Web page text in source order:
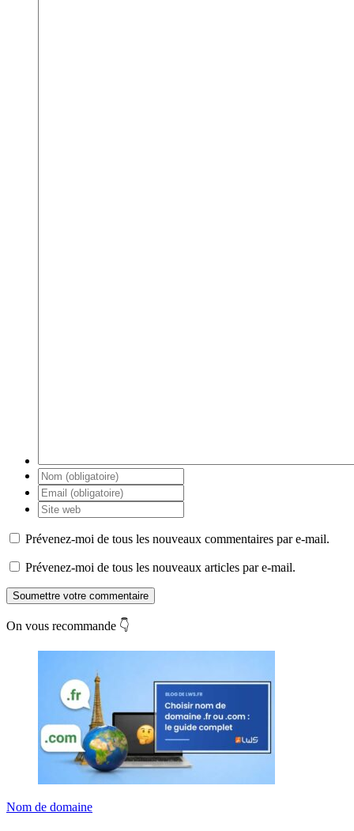
Prévenez-moi de tous les nouveaux commentaires par e-mail.
Prévenez-moi de tous les nouveaux articles par e-mail.
Soumettre votre commentaire
On vous recommande 👇
Nom de domaine